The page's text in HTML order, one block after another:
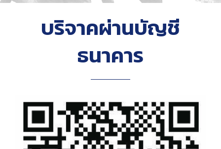
บริจาคผ่านบัญชี
ธนาคาร